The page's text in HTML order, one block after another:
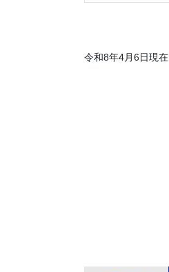
令和8年4月6日現在